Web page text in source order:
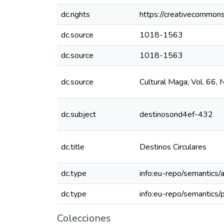
dc.rights
https://
dc.source
1018-1563
dc.source
1018-1563
dc.source Cultural Maga; Vol. 66,
dc.subject destinosond4ef-432
dc.title Destinos Circulares
dc.type
info:eu-repo/semantics/
dc.type
info:eu-repo/semantics/
Colecciones